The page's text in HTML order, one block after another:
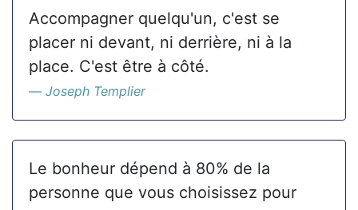
Accompagner quelqu'un, c'est se
placer ni devant, ni derrière, ni à la
place. C'est être à côté.
Joseph Templier
Le bonheur dépend à 80% de la
personne que vous choisissez pour